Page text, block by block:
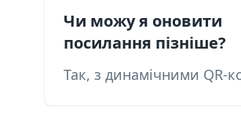
Чи можу я оновити
посилання пізніше?
Так, з динамічними QR-